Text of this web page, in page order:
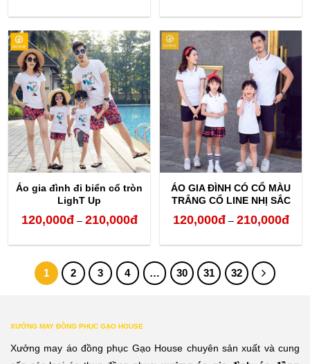
từ
120,000đ
đến
210,000đ
từ
đến
Áo gia đình đi biển cổ tròn
LighT Up
120,000đ – 210,000đKhoảng
120,000đ
210,000đ
ÁO GIA ĐÌNH CÓ CỔ MÀU
TRẮNG CỔ LINE NHỊ SẮC
120,000đ – 210,000đ
1 2 3 4 … 30 31 32
XƯỞNG MAY ĐỒNG PHỤC GẠO HOUSE
Xưởng may áo đồng phục Gạo House chuyên sản xuất và cung